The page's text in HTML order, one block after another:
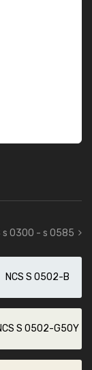
0300 - s 0585
NCS S 0502-B
S 0502-G50Y